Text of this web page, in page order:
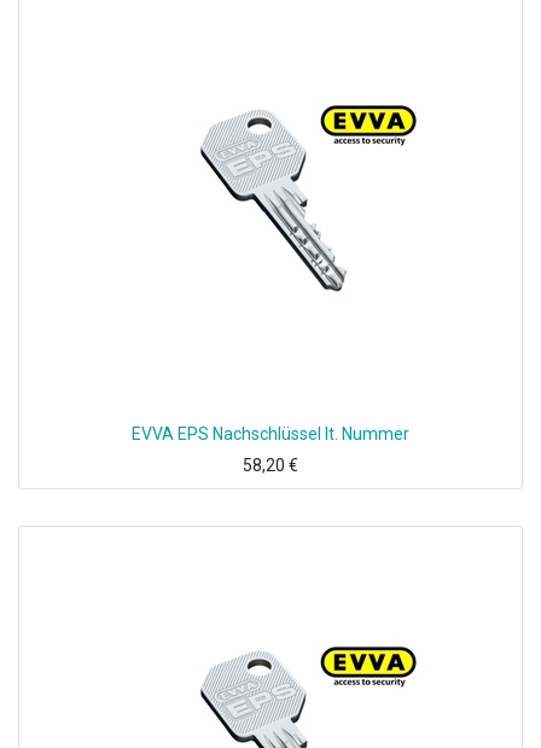
EVVA EPS Nachschlüssel lt. Nummer
58,20 €